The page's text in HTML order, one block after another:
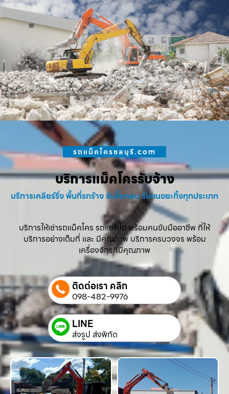
รถแม็คโครชลบุรี.com
บริการแม็คโครรับจ้าง
บริการเคลียร์ริ่ง พื้นที่รกร้าง รับรื้อถอน รับขนขยะทิ้งทุกประเภท
บริการให้เช่ารถแม็คโคร รถแบคโฮ พร้อมคนขับมืออาชีพ ที่ให้
บริการอย่างเต็มที่ และ มีคุณภาพ บริการครบวงจร พร้อม
เครื่องจักรที่มีคุณภาพ
ติดต่อเรา คลิก
098-482-9976
LINE
ส่งรูป ส่งพิกัด